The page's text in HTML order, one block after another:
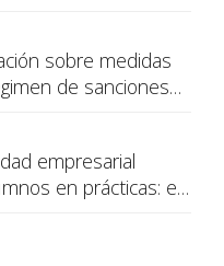
sobre medidas
de sanciones
empresarial
en prácticas: el